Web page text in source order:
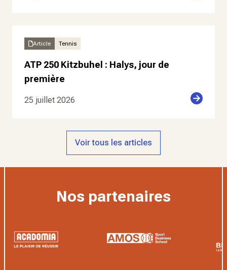
Article Tennis
ATP 250 Kitzbuhel : Halys, jour de
première
25 juillet 2026
Voir tous les articles
Nos partenaires